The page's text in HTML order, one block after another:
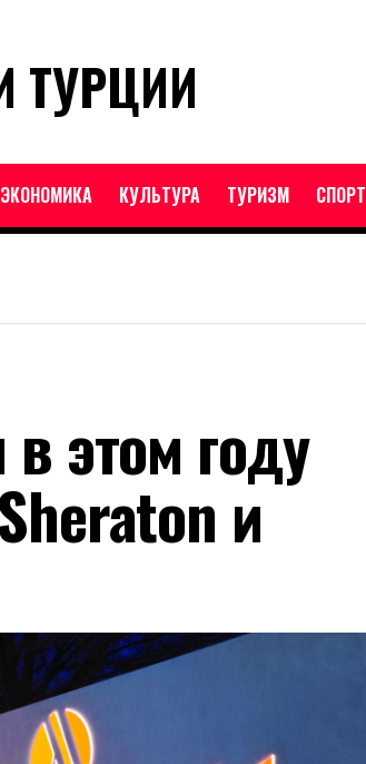
ТУРЦИИ
ЭКОНОМИКА КУЛЬТУРА ТУРИЗМ СПОРТ
этом году
и